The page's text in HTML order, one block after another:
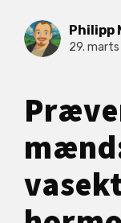
Philipp
29.